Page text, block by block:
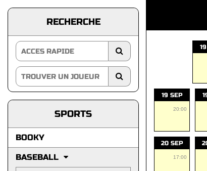
RECHERCHE
SPORTS
BOOKY
BASEBALL
19 SEP
20:00
20 SEP
17:00